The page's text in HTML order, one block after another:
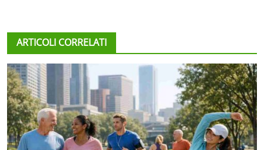
ARTICOLI CORRELATI